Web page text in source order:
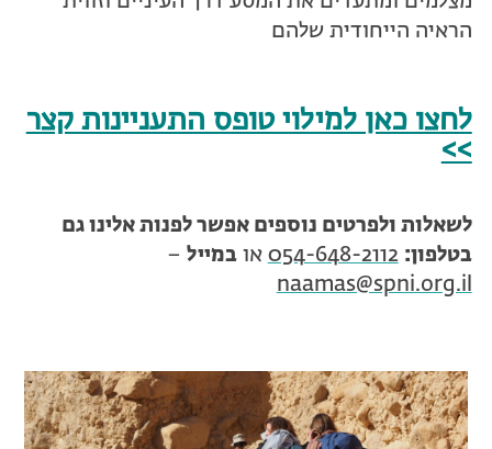
הראיה הייחודית שלהם
לחצו כאן למילוי טופס התעניינות קצר
>>
לשאלות ולפרטים נוספים אפשר לפנות אלינו גם
בטלפון: 054-648-2112 אובמייל –
naamas@spni.org.il